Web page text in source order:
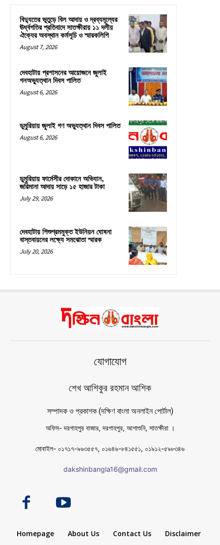
বিদ্যুতের ভূতুড়ে বিল আদায় ও দ্রব্যমূল্যের
ঊর্ধ্বগতির প্রতিবাদে সাতক্ষীরায় ১১ দলীয়
ঐক্যের অবস্থান কর্মসূচি ও স্মারকলিপি
August 7, 2026
দেবহাটায় প্রশাসনের আয়োজনে জুলাই
গনঅভ্যুত্থান দিবস পালিত
August 6, 2026
ডুমুরিয়ায় জুলাই গণ অভ্যুত্থান দিবস পালিত
August 6, 2026
ডুমুরিয়ায় ফার্মেসীর দোকানে অভিযান,
জরিমানা আদায় সাড়ে ১৫ হাজার টাকা
July 29, 2026
দেবহাটায় শিশুশ্রমমুক্ত ইউনিয়ন ঘোষনা
বাস্তবায়নের লক্ষ্যে সমঝোতা স্মারক
July 20, 2026
যোগাযোগ
শেখ আশিকুর রহমান আশিক
সম্পাদক ও প্রকাশক (দক্ষিণ বাংলা অনলাইন পোর্টাল)
অফিস- দরগাহপুর বাজার, দরগাহপুর, আশাশুনি, সাতক্ষীরা ।
মোবাইল- ০১৭১৭-৯৬৩৫৫৭, ০১৬৪৬-৮৪১৫৫১, ০১৯১২-৫৯৮৩৪৬
dakshinbangla16@gmail.com
Homepage About Us Contact Us Disclaimer